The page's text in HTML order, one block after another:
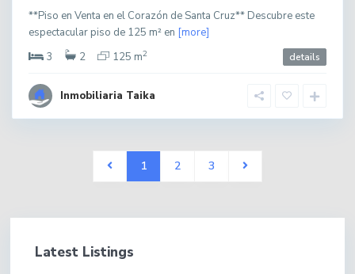
**Piso en Venta en el Corazón de Santa Cruz** Descubre este
espectacular piso de 125 m² en [more]
3
2 125 m2 details
Inmobiliaria Taika
1 2 3
Latest Listings